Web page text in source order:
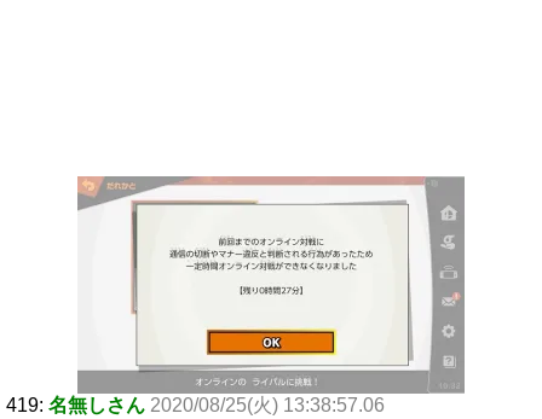
419: 名無しさん 2020/08/25(火) 13:38:57.06